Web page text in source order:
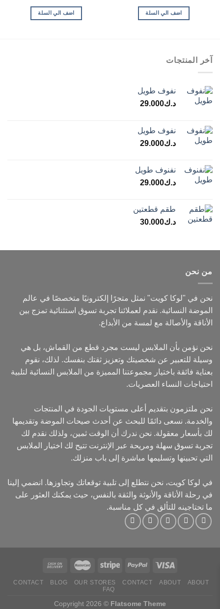
اضف الي السلة اضف الي السلة
آخر المنتجات
نفوف طويل
د.ك29.000
نفوف طويل
د.ك29.000
نفنوف طويل
د.ك29.000
طقم قطعتين
د.ك30.000
من نحن
نحن في "لوكا كويت" نمثل متجرًا إلكترونيًا متخصصًا في عالم
الموضة النسائية. نقدم لعملائنا تجربة تسوق استثنائية تمزج بين
الأناقة والأصالة مع لمسة من الأبداع.
نحن نؤمن بأن الملابس ليست مجرد قطع من القماش، بل هي
وسيلة للتعبير عن شخصيتك وتعزيز ثقتك بنفسك. لذلك، نقوم
بعناية فائقة باختيار مجموعتنا المميزة من الملابس النسائية لتلبية
احتياجات النساء العصريات.
نحن ملتزمون بتقديم أعلى مستويات الجودة في المنتجات
والخدمة. نسعى دائمًا للبحث عن أحدث صيحات الموضة وتقديمها
لك بأسعار معقولة. نحن ندرك أن الوقت ثمين، ولذلك نقدم لك
تجربة تسوق سهلة ومريحة عبر الإنترنت تتيح لك اختيار الملابس
التي تحبينها وتسليمها مباشرة إلى باب منزلك.
في لوكا كويت، نحن نتطلع إلى تلبية توقعاتك وتجاوزها. انضمي إلينا
في رحلة الأناقة والأنوثة والثقة بالنفس، حيث يمكنك العثور على
ما تحتاجينه للتألق في كل مناسبة.
ABOUT
ABOUT
CONTACT
OUR STORES
BLOG
CONTACT
FAQ
Copyright 2026 © Flatsome Theme